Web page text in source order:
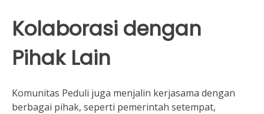
Kolaborasi dengan
Pihak Lain
Komunitas Peduli juga menjalin kerjasama dengan
berbagai pihak, seperti pemerintah setempat,